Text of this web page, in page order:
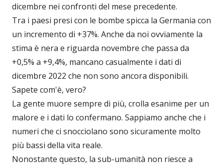
dicembre nei confronti del mese precedente.
Tra i paesi presi con le bombe spicca la Germania con
un incremento di +37%. Anche da noi ovviamente la
stima è nera e riguarda novembre che passa da
+0,5% a +9,4%, mancano casualmente i dati di
dicembre 2022 che non sono ancora disponibili.
Sapete com'è, vero?
La gente muore sempre di più, crolla esanime per un
malore e i dati lo confermano. Sappiamo anche che i
numeri che ci snocciolano sono sicuramente molto
più bassi della vita reale.
Nonostante questo, la sub-umanità non riesce a